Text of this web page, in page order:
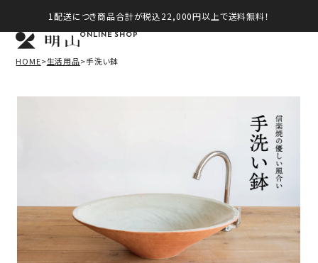
1配送につき商品合計が税込22,000円以上で送料無料！
ONLINE SHOP
HOME 生活用品 手洗い鉢